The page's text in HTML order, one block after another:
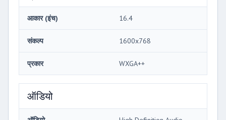
आकार (इंच) 16.4
संकल्प 1600x768
प्रकार WXGA++
ऑडियो